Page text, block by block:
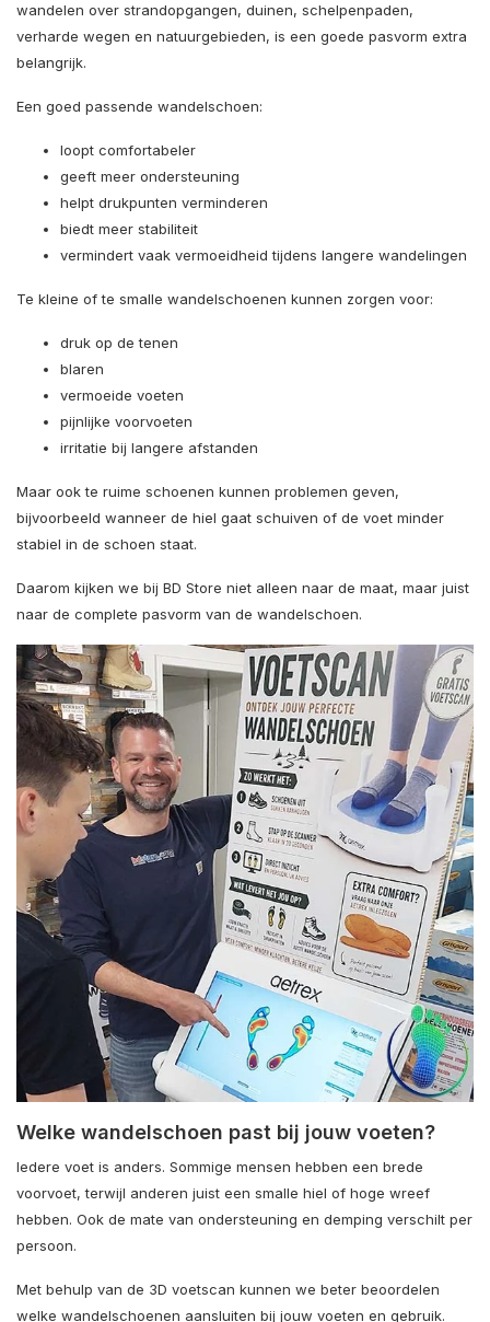
wandelen over strandopgangen, duinen, schelpenpaden,
verharde wegen en natuurgebieden, is een goede pasvorm extra
belangrijk.
Een goed passende wandelschoen:
loopt comfortabeler
geeft meer ondersteuning
helpt drukpunten verminderen
biedt meer stabiliteit
vermindert vaak vermoeidheid tijdens langere wandelingen
Te kleine of te smalle wandelschoenen kunnen zorgen voor:
druk op de tenen
blaren
vermoeide voeten
pijnlijke voorvoeten
irritatie bij langere afstanden
Maar ook te ruime schoenen kunnen problemen geven,
bijvoorbeeld wanneer de hiel gaat schuiven of de voet minder
stabiel in de schoen staat.
Daarom kijken we bij BD Store niet alleen naar de maat, maar juist
naar de complete pasvorm van de wandelschoen.
Welke wandelschoen past bij jouw voeten?
Iedere voet is anders. Sommige mensen hebben een brede
voorvoet, terwijl anderen juist een smalle hiel of hoge wreef
hebben. Ook de mate van ondersteuning en demping verschilt per
persoon.
Met behulp van de 3D voetscan kunnen we beter beoordelen
welke wandelschoenen aansluiten bij jouw voeten en gebruik.